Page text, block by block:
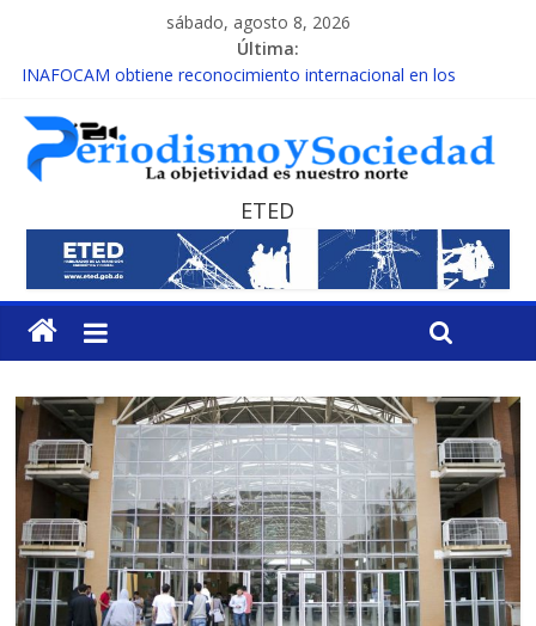
sábado, agosto 8, 2026
Última:
INAFOCAM obtiene reconocimiento internacional en los
15 de febrero de cada año es Día Nacional de la lucha contra el
cáncer infantil
EL ENFOQUE UNILATERAL DE LA COALICIÓN
MESCyT y Universidad Albizu apoyarán rehabilitación de
reclusos
MESCyT presenta calendario de Consulta Nacional por la
Educación
ETED